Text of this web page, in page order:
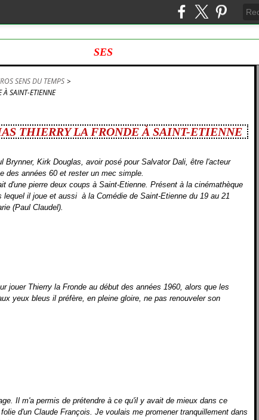
SES
SENS DU TEMPS >
À SAINT-ETIENNE
THIERRY LA FRONDE À SAINT-ETIENNE
Brynner, Kirk Douglas, avoir posé pour Salvator Dali, être l'acteur
des années 60 et rester un mec simple.
d'une pierre deux coups à Saint-Etienne. Présent à la cinémathèque
lequel il joue et aussi à la Comédie de Saint-Etienne du 19 au 21
(Paul Claudel).
jouer Thierry la Fronde au début des années 1960, alors que les
yeux bleus il préfère, en pleine gloire, ne pas renouveler son
Il m'a permis de prétendre à ce qu'il y avait de mieux dans ce
d'un Claude François. Je voulais me promener tranquillement dans